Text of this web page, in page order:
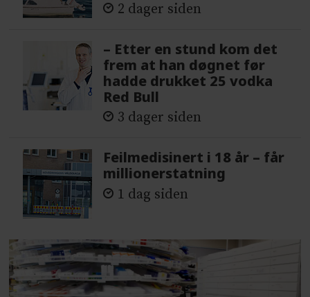
2 dager siden
– Etter en stund kom det
frem at han døgnet før
hadde drukket 25 vodka
Red Bull
3 dager siden
Feilmedisinert i 18 år – får
millionerstatning
1 dag siden